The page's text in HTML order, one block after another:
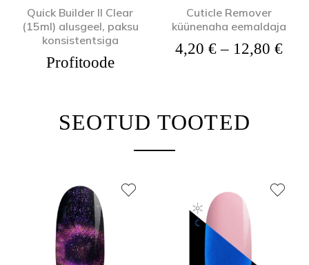
Quick Builder II Clear
(15ml) alusgeel, paksu
konsistentsiga
Profitoode
Cuticle Remover
küünenaha eemaldaja
4,20 € – 12,80 €
SEOTUD TOOTED